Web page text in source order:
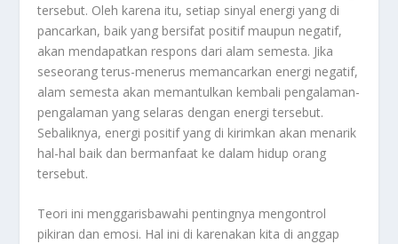
tersebut. Oleh karena itu, setiap sinyal energi yang di
pancarkan, baik yang bersifat positif maupun negatif,
akan mendapatkan respons dari alam semesta. Jika
seseorang terus-menerus memancarkan energi negatif,
alam semesta akan memantulkan kembali pengalaman-
pengalaman yang selaras dengan energi tersebut.
Sebaliknya, energi positif yang di kirimkan akan menarik
hal-hal baik dan bermanfaat ke dalam hidup orang
tersebut.
Teori ini menggarisbawahi pentingnya mengontrol
pikiran dan emosi. Hal ini di karenakan kita di anggap